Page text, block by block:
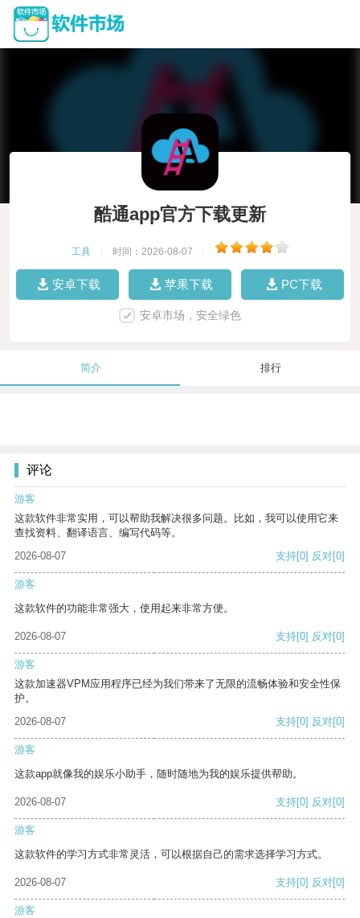
酷通app官方下载更新
工具 时间：2026-08-07
安卓下载 苹果下载 PC下载
安卓市场，安全绿色
简介 排行
评论
游客
这款软件非常实用，可以帮助我解决很多问题。比如，我可以使用它来
查找资料、翻译语言、编写代码等。
2026-08-07
支持[0] 反对[0]
游客
这款软件的功能非常强大，使用起来非常方便。
2026-08-07 支持[0] 反对[0]
游客
这款加速器VPM应用程序已经为我们带来了无限的流畅体验和安全性保
护。
2026-08-07
支持[0] 反对[0]
游客
这款app就像我的娱乐小助手，随时随地为我的娱乐提供帮助。
2026-08-07 支持[0] 反对[0]
游客
这款软件的学习方式非常灵活，可以根据自己的需求选择学习方式。
2026-08-07 支持[0] 反对[0]
游客